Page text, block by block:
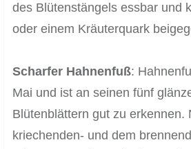
des Blütenstängels essbar und
oder einem Kräuterquark
Scharfer Hahnenfuß:
Mai und ist an seinen fünf
Blütenblättern gut zu erkennen.
kriechenden- und dem